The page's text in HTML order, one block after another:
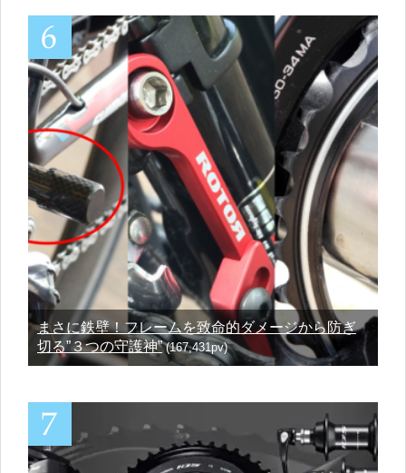
まさに鉄壁！フレームを致命的ダメージから防ぎ
切る”３つの守護神”(167,431pv)